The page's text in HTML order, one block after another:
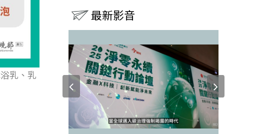
乳、乳
最新影音